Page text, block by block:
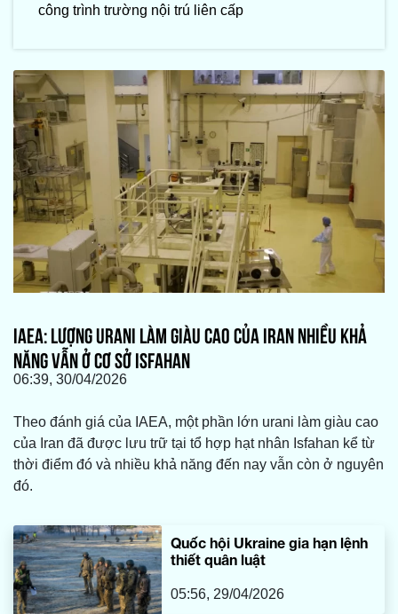
công trình trường nội trú liên cấp
IAEA: LƯỢNG URANI LÀM GIÀU CAO CỦA IRAN NHIỀU KHẢ
NĂNG VẪN Ở CƠ SỞ ISFAHAN
06:39, 30/04/2026
Theo đánh giá của IAEA, một phần lớn urani làm giàu cao
của Iran đã được lưu trữ tại tổ hợp hạt nhân Isfahan kể từ
thời điểm đó và nhiều khả năng đến nay vẫn còn ở nguyên
đó.
Quốc hội Ukraine gia hạn lệnh
thiết quân luật
05:56, 29/04/2026